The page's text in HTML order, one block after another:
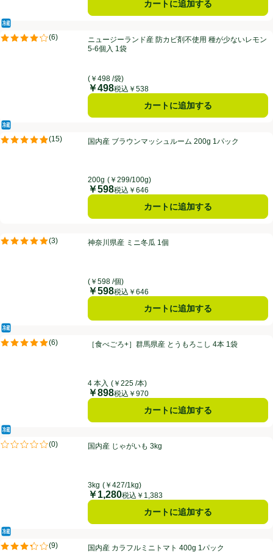
カートに追加する
ニュージーランド産 防カビ剤不使用 種が少ないレモン 5-6個入 1袋
冷蔵食品
(6)
評価は6件のレビューで5点中4.2点。ニュージーランド産 防カビ剤不使用 種が少ないレモン
5-6個入 1袋
(￥498 /袋)
価格
￥498税込￥538
カートに追加する
国内産 ブラウンマッシュルーム 200g 1パック
冷蔵食品
(15)
評価は15件のレビューで5点中4.9点。国内産 ブラウンマッシュルーム 200g 1パック
200g (￥299/100g)
価格
￥598税込￥646
カートに追加する
神奈川県産 ミニ冬瓜 1個
(3)
評価は3件のレビューで5点中5.0点。
神奈川県産 ミニ冬瓜 1個
(￥598 /個)
価格
￥598税込￥646
カートに追加する
［食べごろ+］群馬県産 とうもろこし 4本 1袋
冷蔵食品
(6)
評価は6件のレビューで5点中5.0点。［食べごろ+］群馬県産 とうもろこし 4本 1袋
4 本入 (￥225 /本)
価格
￥898税込￥970
カートに追加する
国内産 じゃがいも 3kg
冷蔵食品
(0)
評価は0件のレビューで5点中0.0点。
国内産 じゃがいも 3kg
3kg (￥427/1kg)
価格
￥1,280税込￥1,383
カートに追加する
国内産 カラフルミニトマト 400g 1パック
冷蔵食品
(9)
評価は9件のレビューで5点中3.3点。国内産 カラフルミニトマト 400g 1パック